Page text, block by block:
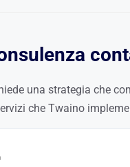
una strategia che
che Twaino